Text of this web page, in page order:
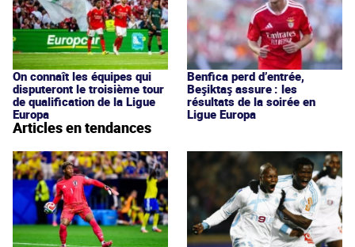
On connaît les équipes qui
disputeront le troisième tour
de qualification de la Ligue
Europa
Benfica perd d’entrée,
Beşiktaş assure : les
résultats de la soirée en
Ligue Europa
Articles en tendances